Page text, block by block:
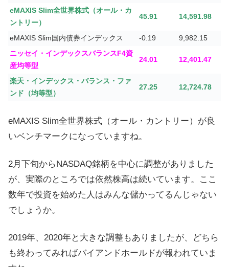
eMAXIS Slim全世界株式（オール・カ
ントリー）
45.91 14,591.98
eMAXIS Slim国内債券インデックス -0.19
9,982.15
ニッセイ・インデックスバランスF4資
産均等型
24.01 12,401.47
楽天・インデックス・バランス・ファ
ンド（均等型）
27.25 12,724.78
eMAXIS Slim全世界株式（オール・カントリー）が良
いベンチマークになっていますね。
2月下旬からNASDAQ銘柄を中心に調整がありました
が、実際のところでは依然株高は続いています。ここ
数年で投資を始めた人はみんな儲かってるんじゃない
でしょうか。
2019年、2020年と大きな調整もありましたが、どちら
も終わってみればバイアンドホールドが報われていま